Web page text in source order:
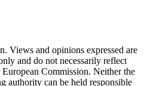
Views and opinions expressed are
and do not necessarily reflect
Commission. Neither the
authority can be held responsible